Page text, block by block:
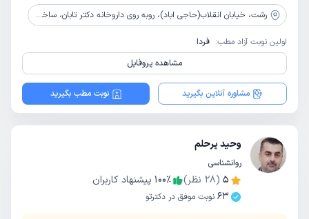
رشت، خیابان انقلاب(حاجی اباد)، روبه روی داروخانه دکتر تابان، ساختمان پزشکان گاندی، طبقه چهارم،پلاک 15
اولین نوبت آزاد مطب: فردا
مشاهده پروفایل
مشاوره آنلاین بگیرید نوبت مطب بگیرید
وحید پرحلم
روانشناسی
5
(
28 نظر) 100٪
پیشنهاد کاربران
63 نوبت موفق در دکترتو